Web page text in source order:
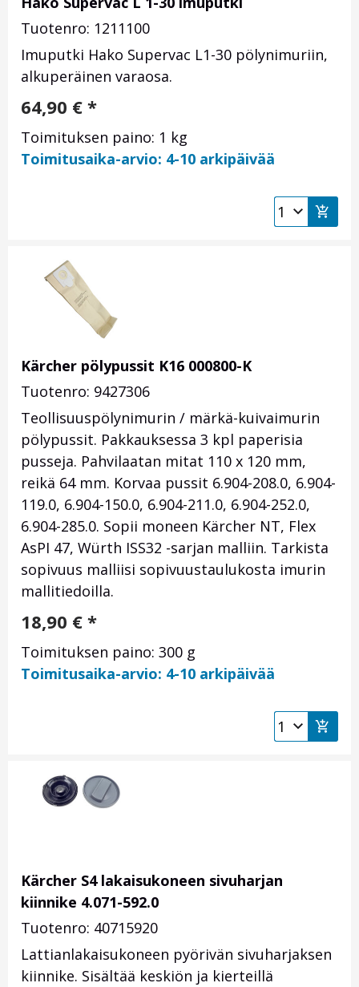
Tuotenro: 1211100
Imuputki Hako Supervac L1-30 pölynimuriin,
alkuperäinen varaosa.
64,90 € *
Toimituksen paino: 1 kg
Toimitusaika-arvio: 4-10 arkipäivää
Kärcher pölypussit K16 000800-K
Tuotenro: 9427306
Teollisuuspölynimurin / märkä-kuivaimurin
pölypussit. Pakkauksessa 3 kpl paperisia
pusseja. Pahvilaatan mitat 110 x 120 mm,
reikä 64 mm. Korvaa pussit 6.904-208.0, 6.904-
119.0, 6.904-150.0, 6.904-211.0, 6.904-252.0,
6.904-285.0. Sopii moneen Kärcher NT, Flex
AsPI 47, Würth ISS32 -sarjan malliin. Tarkista
sopivuus malliisi sopivuustaulukosta imurin
mallitiedoilla.
18,90 € *
Toimituksen paino: 300 g
Toimitusaika-arvio: 4-10 arkipäivää
Kärcher S4 lakaisukoneen sivuharjan
kiinnike 4.071-592.0
Tuotenro: 40715920
Lattianlakaisukoneen pyörivän sivuharjaksen
kiinnike. Sisältää keskiön ja kierteillä